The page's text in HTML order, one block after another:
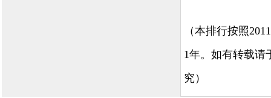
（本排行按照
1年。如有转载请
究）